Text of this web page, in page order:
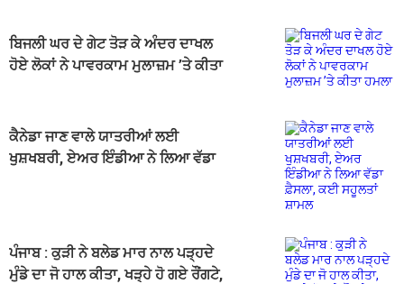
ਬਿਜਲੀ ਘਰ ਦੇ ਗੇਟ ਤੋੜ ਕੇ ਅੰਦਰ ਦਾਖਲ
ਹੋਏ ਲੋਕਾਂ ਨੇ ਪਾਵਰਕਾਮ ਮੁਲਾਜ਼ਮ ’ਤੇ ਕੀਤਾ
ਕੈਨੇਡਾ ਜਾਣ ਵਾਲੇ ਯਾਤਰੀਆਂ ਲਈ
ਖੁਸ਼ਖਬਰੀ, ਏਅਰ ਇੰਡੀਆ ਨੇ ਲਿਆ ਵੱਡਾ
ਪੰਜਾਬ : ਕੁੜੀ ਨੇ ਬਲੇਡ ਮਾਰ ਨਾਲ ਪੜ੍ਹਦੇ
ਮੁੰਡੇ ਦਾ ਜੋ ਹਾਲ ਕੀਤਾ, ਖੜ੍ਹੇ ਹੋ ਗਏ ਰੌਂਗਟੇ,